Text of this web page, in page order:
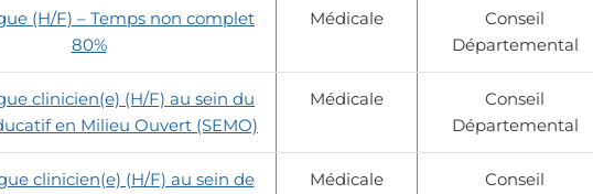
(H/F) – Temps non complet
80%
Médicale
Conseil
Départemental
clinicien(e) (H/F) au sein du
en Milieu Ouvert (SEMO)
Médicale
Conseil
Départemental
clinicien(e) (H/F) au sein de
Médicale
Conseil